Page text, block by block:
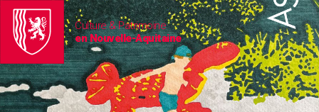
Culture & Patrimoine
en Nouvelle-Aquitaine